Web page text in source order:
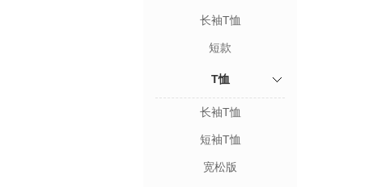
长袖T恤
短款
T恤
长袖T恤
短袖T恤
宽松版